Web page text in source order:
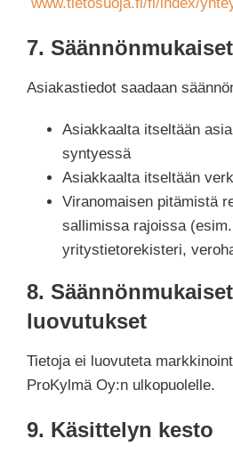
7.
Asiakastiedot saadaan
Asiakkaalta itseltään
syntyessä
Asiakkaalta itseltään
Viranomaisen pitämistä
sallimissa rajoissa
yritystietorekisteri,
8.
luovutukset
Tietoja ei luovuteta
ProKylmä Oy:n ulkopuolelle.
9. Käsittelyn kesto